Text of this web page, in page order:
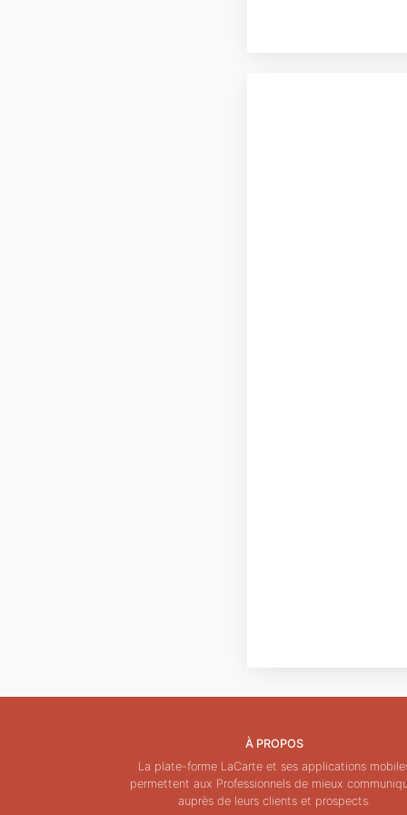
À PROPOS
La plate-forme LaCarte et ses applications
permettent aux Professionnels de mieux
auprès de leurs clients et prospects.